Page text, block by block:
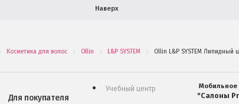
Наверх
Косметика для волос Ollin L&P SYSTEM Ollin L&P SYSTEM Липидный
Для покупателя
Учебный центр Мобильное
"Салоны